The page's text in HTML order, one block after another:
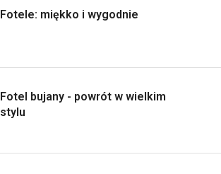
Fotele: miękko i wygodnie
Fotel bujany - powrót w wielkim
stylu